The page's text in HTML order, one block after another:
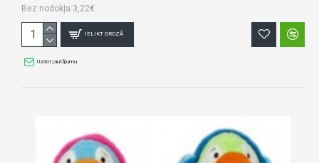
Bez nodokļa:3,22€
IELIKT GROZĀ
Uzdot jautājumu